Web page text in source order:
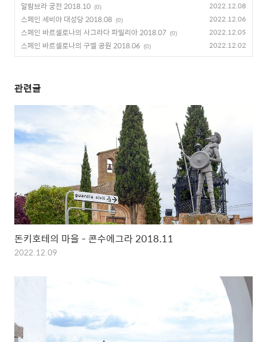
알람브라 궁전 2018.10 (0) 2022.12.08
스페인 세비야 대성당 2018.08 (0) 2022.12.06
스페인 바르셀로나의 사그라다 파밀리아 2018.07 (0) 2022.12.05
스페인 바르셀로나의 구엘 공원 2018.06 (0) 2022.12.02
관련글
돈키호테의 마을 - 콘수에그라 2018.11
2022.12.09